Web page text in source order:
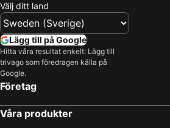
Välj ditt land
Lägg till på Google
Hitta våra resultat enkelt: Lägg till
trivago som föredragen källa på
Google.
Företag
Våra produkter